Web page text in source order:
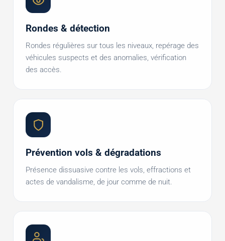
Rondes & détection
Rondes régulières sur tous les niveaux, repérage des
véhicules suspects et des anomalies, vérification
des accès.
Prévention vols & dégradations
Présence dissuasive contre les vols, effractions et
actes de vandalisme, de jour comme de nuit.